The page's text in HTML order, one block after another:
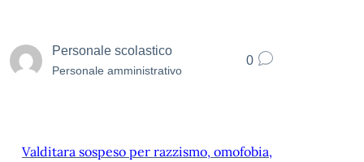
Personale scolastico
Personale amministrativo
0
Valditara sospeso per razzismo, omofobia,